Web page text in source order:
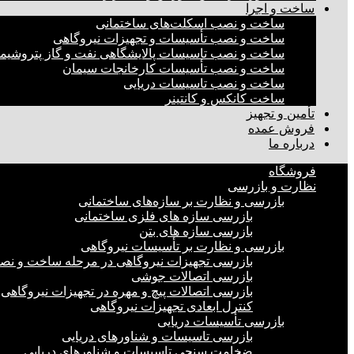
ساخت و اجرا
ساخت و نصب اسکلت‌های ساختمانی
ساخت و نصب تأسیسات و تجهیزات نیروگاهی
ساخت و نصب تاسیسات پالایشگاهی نفت و گاز
ساخت و نصب تأسیسات کارخانجات سیمان
ساخت و نصب تاسیسات دریایی
ساخت کانکس و کانتینر
تأمین و تجهیز
فروش عمده
درباره ما
فروشگاه
نظارت و بازرسی
بازرسی و نظارت بر سازه‌های ساختمانی
بازرسی سازه های فلزی ساختمانی
بازرسی سازه های بتن
بازرسی و نظارت بر تأسیسات نیروگاهی
بازرسی تجهیزات نیروگاهی در مرحله ساخت و
بازرسی اتصالات جوشی
بازرسی اتصالات پیچ و مهره در تجهیزات نیروگاهی
کنترل ابعادی تجهیزات نیروگاهی
بازرسی تأسیسات دریایی
بازرسی تاسیسات و شناورهای دریایی
ضخامت سنجی تاسیسات و شناورهای دریایی